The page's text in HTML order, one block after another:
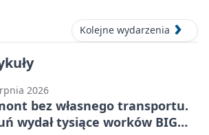
Kolejne wydarzenia
2026
bez własnego transportu.
wydał tysiące worków BIG